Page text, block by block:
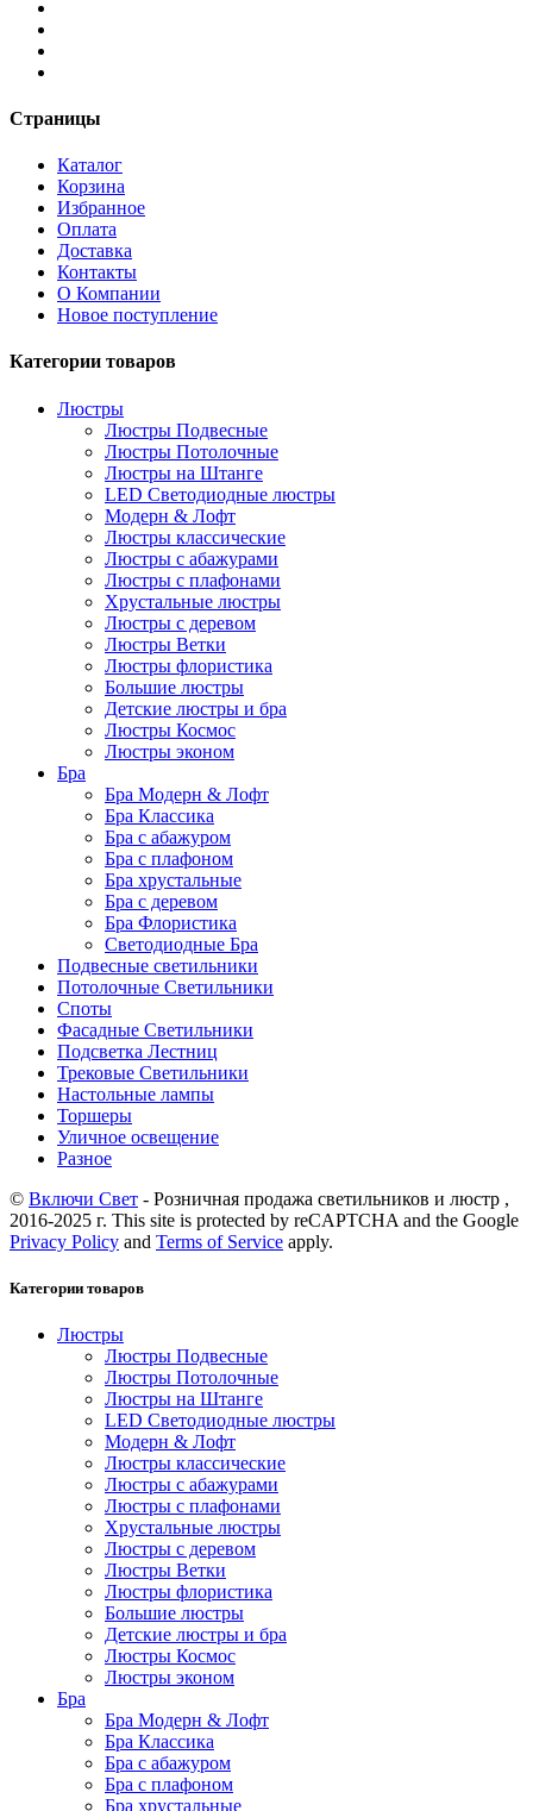
Страницы
Каталог
Корзина
Избранное
Оплата
Доставка
Контакты
О Компании
Новое поступление
Категории товаров
Люстры
Люстры Подвесные
Люстры Потолочные
Люстры на Штанге
LED Светодиодные люстры
Модерн & Лофт
Люстры классические
Люстры с абажурами
Люстры с плафонами
Хрустальные люстры
Люстры с деревом
Люстры Ветки
Люстры флористика
Большие люстры
Детские люстры и бра
Люстры Космос
Люстры эконом
Бра
Бра Модерн & Лофт
Бра Классика
Бра с абажуром
Бра с плафоном
Бра хрустальные
Бра с деревом
Бра Флористика
Светодиодные Бра
Подвесные светильники
Потолочные Светильники
Споты
Фасадные Светильники
Подсветка Лестниц
Трековые Светильники
Настольные лампы
Торшеры
Уличное освещение
Разное
© Включи Свет - Розничная продажа светильников и люстр ,
2016-2025 г. This site is protected by reCAPTCHA and the Google
Privacy Policy and Terms of Service apply.
Категории товаров
Люстры
Люстры Подвесные
Люстры Потолочные
Люстры на Штанге
LED Светодиодные люстры
Модерн & Лофт
Люстры классические
Люстры с абажурами
Люстры с плафонами
Хрустальные люстры
Люстры с деревом
Люстры Ветки
Люстры флористика
Большие люстры
Детские люстры и бра
Люстры Космос
Люстры эконом
Бра
Бра Модерн & Лофт
Бра Классика
Бра с абажуром
Бра с плафоном
Бра хрустальные